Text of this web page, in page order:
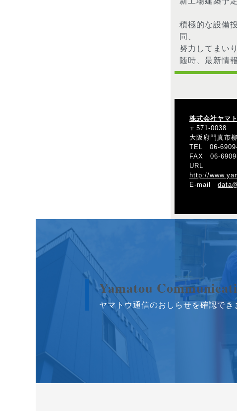
積極的な設備
同、
努力してまい
随時、最新情
株式会社ヤマ
〒571-0038
大阪府門真市
TEL 06-
FAX 06-
URL
http://
E-mail
Yamatou
ヤマトウ通信のおしらせを確認でき